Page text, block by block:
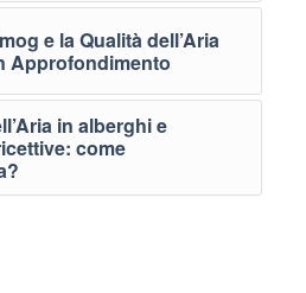
e la Qualità dell’Aria
Approfondimento
in alberghi e
come